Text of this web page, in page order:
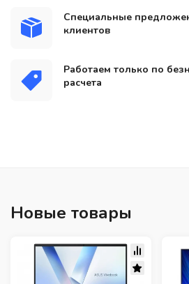
Специальные
клиентов
Работаем только по
расчета
Новые товары